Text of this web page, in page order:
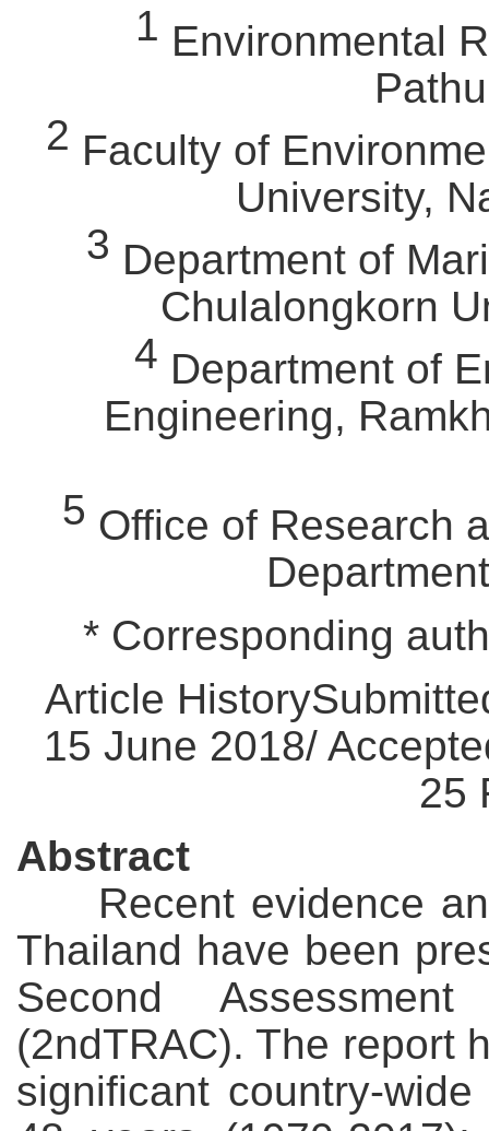
1 Environmental
2 Faculty of
University,
3 Department of
Chulalongkorn
4 Department of
Engineering,
5 Office of Research
* Corresponding
Article
15 June 2018/
25
Abstract
Recent evidence
Thailand have been
Second
(2ndTRAC). The report
significant country-